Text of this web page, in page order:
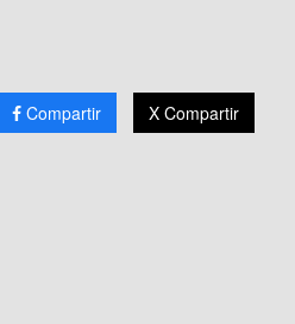
Compartir X Compartir